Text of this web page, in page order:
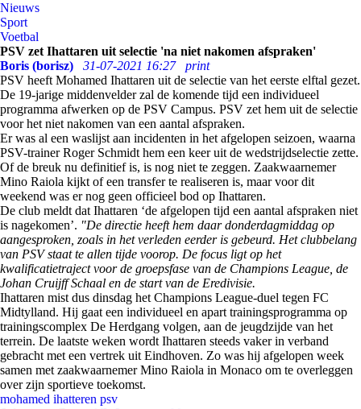
Nieuws
Sport
Voetbal
PSV zet Ihattaren uit selectie 'na niet nakomen afspraken'
Boris (borisz)
31-07-2021 16:27
print
PSV heeft Mohamed Ihattaren uit de selectie van het eerste elftal gezet.
De 19-jarige middenvelder zal de komende tijd een individueel
programma afwerken op de PSV Campus. PSV zet hem uit de selectie
voor het niet nakomen van een aantal afspraken.
Er was al een waslijst aan incidenten in het afgelopen seizoen, waarna
PSV-trainer Roger Schmidt hem een keer uit de wedstrijdselectie zette.
Of de breuk nu definitief is, is nog niet te zeggen. Zaakwaarnemer
Mino Raiola kijkt of een transfer te realiseren is, maar voor dit
weekend was er nog geen officieel bod op Ihattaren.
De club meldt dat Ihattaren ‘de afgelopen tijd een aantal afspraken niet
is nagekomen’. "De directie heeft hem daar donderdagmiddag op
aangesproken, zoals in het verleden eerder is gebeurd. Het clubbelang
van PSV staat te allen tijde voorop. De focus ligt op het
kwalificatietraject voor de groepsfase van de Champions League, de
Johan Cruijff Schaal en de start van de Eredivisie.
Ihattaren mist dus dinsdag het Champions League-duel tegen FC
Midtylland. Hij gaat een individueel en apart trainingsprogramma op
trainingscomplex De Herdgang volgen, aan de jeugdzijde van het
terrein. De laatste weken wordt Ihattaren steeds vaker in verband
gebracht met een vertrek uit Eindhoven. Zo was hij afgelopen week
samen met zaakwaarnemer Mino Raiola in Monaco om te overleggen
over zijn sportieve toekomst.
mohamed ihatteren psv